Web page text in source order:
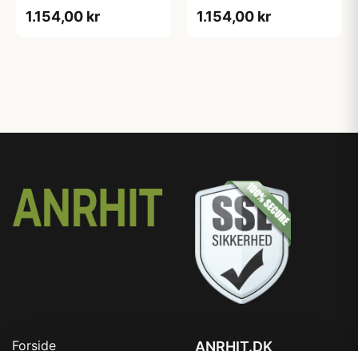
1.154,00 kr
m/eg ABS-kant
1.154,00 kr
Forside ANRHIT.DK